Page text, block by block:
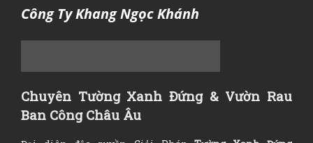
Công Ty Khang Ngọc Khánh
Chuyên Tường Xanh Đứng & Vườn Rau
Ban Công Châu Âu